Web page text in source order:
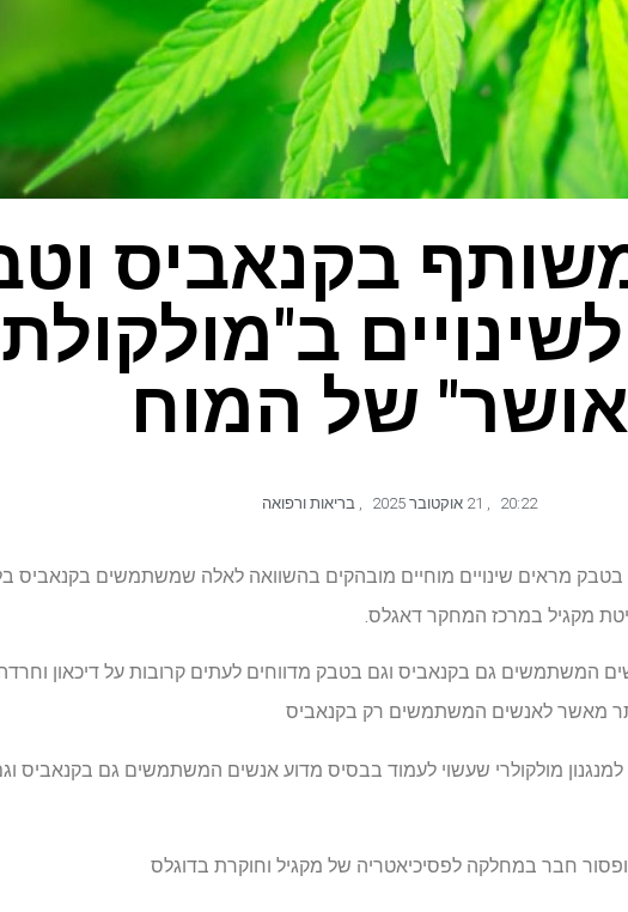
בקנאביס
ב"מולקולת
של המוח
20:22
,
, בריאות ורפואה
מראים שינויים מוחיים מובהקים בהשוואה לאלה שמשתמשים בקנאביס
מקגיל במרכז המחקר דאגלס.
המשתמשים גם בקנאביס וגם בטבק מדווחים לעתים קרובות על דיכאון
מאשר לאנשים המשתמשים רק בקנאביס
מולקולרי שעשוי לעמוד בבסיס מדוע אנשים המשתמשים גם בקנאביס
חבר במחלקה לפסיכיאטריה של מקגיל וחוקרת בדוגלס